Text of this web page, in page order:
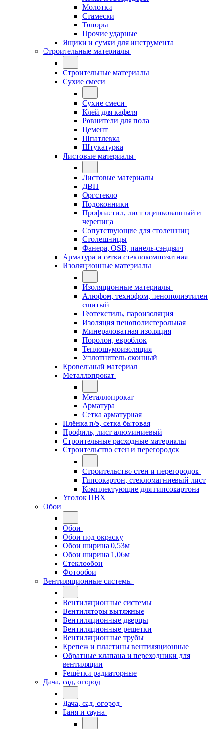
Молотки
Стамески
Топоры
Прочие ударные
Ящики и сумки для инструмента
Строительные материалы
Строительные материалы
Сухие смеси
Сухие смеси
Клей для кафеля
Ровнители для пола
Цемент
Шпатлевка
Штукатурка
Листовые материалы
Листовые материалы
ДВП
Оргстекло
Подоконники
Профнастил, лист оцинкованный и
черепица
Сопутствующие для столешниц
Столешницы
Фанера, OSB, панель-сэндвич
Арматура и сетка стеклокомпозитная
Изоляционные материалы
Изоляционные материалы
Алюфом, технофом, пенополиэтилен
сшитый
Геотекстиль, пароизоляция
Изоляция пенополистерольная
Минераловатная изоляция
Поролон, евроблок
Теплошумоизоляция
Уплотнитель оконный
Кровельный материал
Металлопрокат
Металлопрокат
Арматура
Сетка арматурная
Плёнка п/э, сетка бытовая
Профиль, лист алюминиевый
Строительные расходные материалы
Строительство стен и перегородок
Строительство стен и перегородок
Гипсокартон, стекломагниевый лист
Комплектующие для гипсокартона
Уголок ПВХ
Обои
Обои
Обои под окраску
Обои ширина 0,53м
Обои ширина 1,06м
Стеклообои
Фотообои
Вентиляционные системы
Вентиляционные системы
Вентиляторы вытяжные
Вентиляционные дверцы
Вентиляционные решетки
Вентиляционные трубы
Крепеж и пластины вентиляционные
Обратные клапана и переходники для
вентиляции
Решётки радиаторные
Дача, сад, огород
Дача, сад, огород
Баня и сауна